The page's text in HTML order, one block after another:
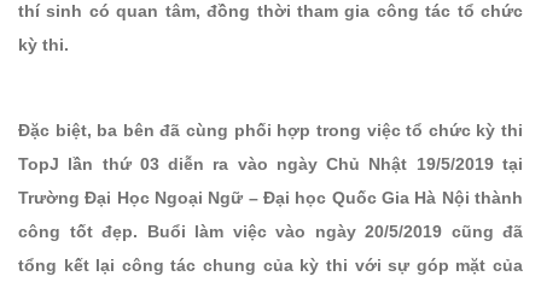
thí sinh có quan tâm, đồng thời tham gia công tác tổ chức
kỳ thi.
Đặc biệt, ba bên đã cùng phối hợp trong việc tổ chức kỳ thi
TopJ lần thứ 03 diễn ra vào ngày Chủ Nhật 19/5/2019 tại
Trường Đại Học Ngoại Ngữ – Đại học Quốc Gia Hà Nội thành
công tốt đẹp. Buổi làm việc vào ngày 20/5/2019 cũng đã
tổng kết lại công tác chung của kỳ thi với sự góp mặt của